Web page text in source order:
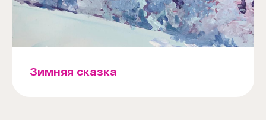
Зимняя сказка